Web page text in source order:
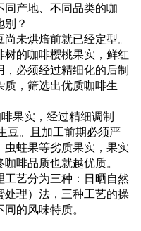
产地、不同品类的咖
？
未烘焙前就已经定型。
的咖啡樱桃果实，鲜红
必须经过精细化的后制
质，筛选出优质咖啡生
果实，经过精细调制
豆。且加工前期必须严
蛀果等劣质果实，果实
啡品质也就越优质。
艺分为三种：日晒自然
理）法，三种工艺的操
的风味特质。